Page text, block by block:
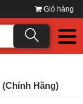
Giỏ hàng
(Chính Hãng)